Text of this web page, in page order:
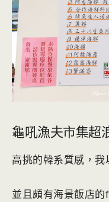
龜吼漁夫市集超
高挑的韓系質感，我
並且頗有海景飯店的